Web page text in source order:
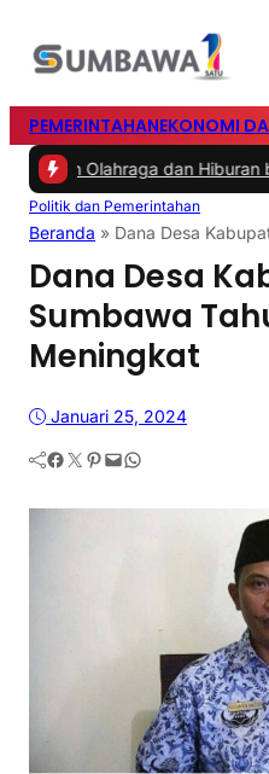
PEMERINTAHANEKONOMI
Olahraga dan Hiburan bagi
Politik dan Pemerintahan
Beranda » Dana Desa
Dana Desa
Sumbawa
Meningkat
Januari 25, 2024
Facebook Twitter Pinterest Mail WhatsApp